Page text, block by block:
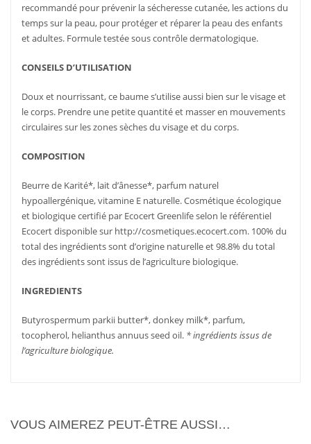
recommandé pour prévenir la sécheresse cutanée, les actions du
temps sur la peau, pour protéger et réparer la peau des enfants
et adultes. Formule testée sous contrôle dermatologique.
CONSEILS D’UTILISATION
Doux et nourrissant, ce baume s’utilise aussi bien sur le visage et
le corps. Prendre une petite quantité et masser en mouvements
circulaires sur les zones sèches du visage et du corps.
COMPOSITION
Beurre de Karité*, lait d’ânesse*, parfum naturel
hypoallergénique, vitamine E naturelle. Cosmétique écologique
et biologique certifié par Ecocert Greenlife selon le référentiel
Ecocert disponible sur http://cosmetiques.ecocert.com. 100% du
total des ingrédients sont d’origine naturelle et 98.8% du total
des ingrédients sont issus de l’agriculture biologique.
INGREDIENTS
Butyrospermum parkii butter*, donkey milk*, parfum,
tocopherol, helianthus annuus seed oil. * ingrédients issus de
l’agriculture biologique.
VOUS AIMEREZ PEUT-ÊTRE AUSSI…
AU PANIER
D'INFOS
AJOUTER
AU PANIER
PLUS
D'INFOS